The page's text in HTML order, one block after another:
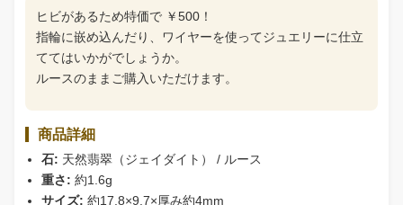
ヒビがあるため特価で ￥500！
指輪に嵌め込んだり、ワイヤーを使ってジュエリーに仕立
ててはいかがでしょうか。
ルースのままご購入いただけます。
商品詳細
石: 天然翡翠（ジェイダイト） / ルース
重さ: 約1.6g
サイズ: 約17.8×9.7×厚み約4mm